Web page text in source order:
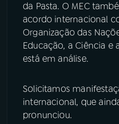
da Pasta. O MEC
acordo internacional
Organização das
Educação, a Ciência e
está em análise.
Solicitamos
internacional, que
pronunciou.